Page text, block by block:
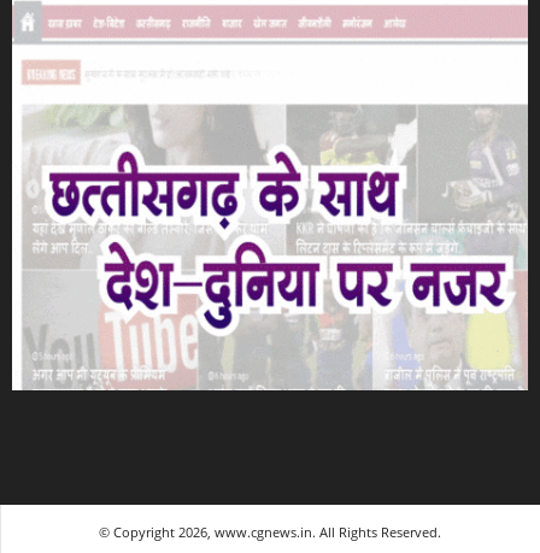
© Copyright 2026, www.cgnews.in. All Rights Reserved.